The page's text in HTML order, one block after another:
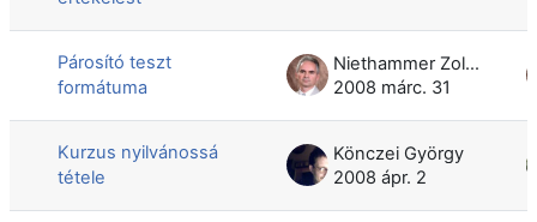
Párosító teszt
formátuma
Niethammer Zoltán
2008 márc. 31
Kurzus nyilvánossá
tétele
Könczei György
2008 ápr. 2